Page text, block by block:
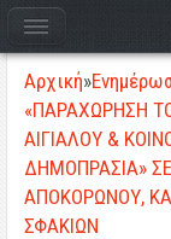
Αρχική»
«ΠΑΡΑΧΩΡΗΣΗ
ΑΙΓΙΑΛΟΥ &
ΔΗΜΟΠΡΑΣΙΑ»
ΑΠΟΚΟΡΩΝΟΥ,
ΣΦΑΚΙΩΝ